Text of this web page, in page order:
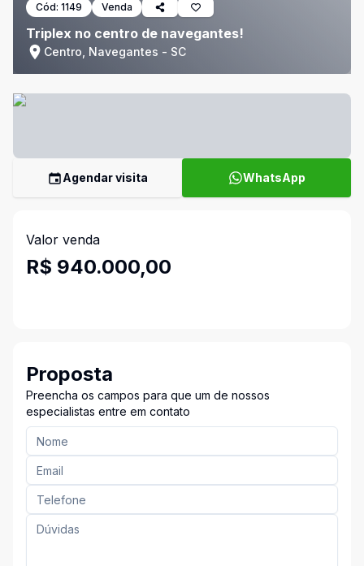
Cód: 1149 Venda
Triplex no centro de navegantes!
Centro, Navegantes - SC
Agendar visita WhatsApp
Valor venda
R$ 940.000,00
Proposta
Preencha os campos para que um de nossos
especialistas entre em contato